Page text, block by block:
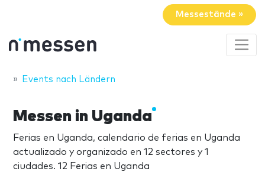
Messestände »
Events nach Ländern
Messen in Uganda
Ferias en Uganda, calendario de ferias en Uganda
actualizado y organizado en 12 sectores y 1
ciudades. 12 Ferias en Uganda